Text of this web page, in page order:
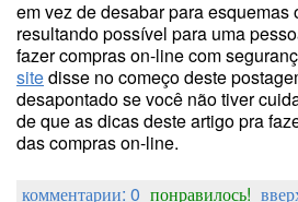
em vez de desabar para esquemas
resultando possível para uma
fazer compras on-line com
sitedisse no começo deste
desapontado se você não tiver
de que as dicas deste artigo pra
das compras on-line.
комментарии: 0 понравилось!